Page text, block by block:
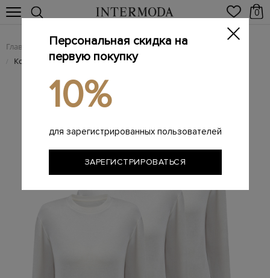
0
Главная Женщинам
/ Комплект лонгсливов из хлопкового джерси с нашивкой
Персональная скидка на
первую покупку
10%
для зарегистрированных пользователей
ЗАРЕГИСТРИРОВАТЬСЯ